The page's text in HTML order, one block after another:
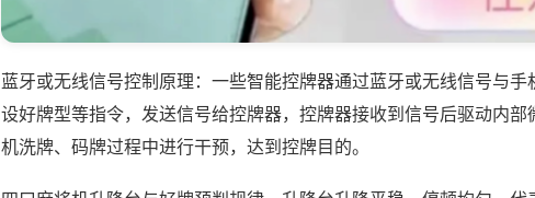
蓝牙或无线信号控制原理：一些智能控牌器通过蓝牙或无线信号与
设好牌型等指令，发送信号给控牌器，控牌器接收到信号后驱动内
机洗牌、码牌过程中进行干预，达到控牌目的。